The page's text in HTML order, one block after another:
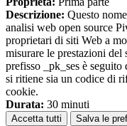
Descrizione: Questo
analisi web open source
proprietari di siti Web a
misurare le prestazioni
prefisso _pk_ses è
si ritiene sia un codice di
cookie.
Durata: 30 minuti
Accetta tutti Salva le